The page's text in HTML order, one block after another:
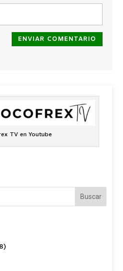
ENVIAR COMENTARIO
TV en Youtube